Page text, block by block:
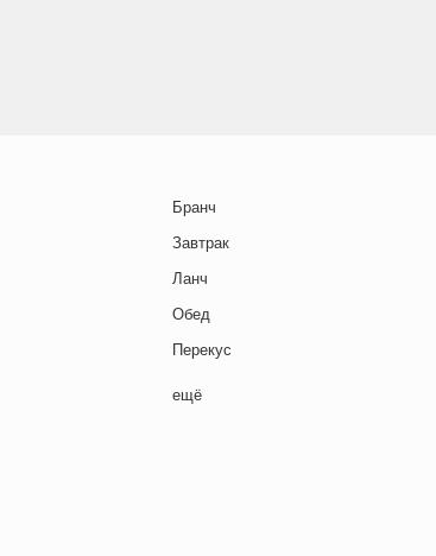
Бранч
Завтрак
Ланч
Обед
Перекус
Полдник
ещё